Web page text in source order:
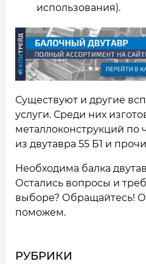
использования).
Существуют и другие
услуги. Среди них
металлоконструкций по
из двутавра 55 Б1 и
Необходима балка
Остались вопросы и
выборе? Обращайтесь!
поможем.
РУБРИКИ